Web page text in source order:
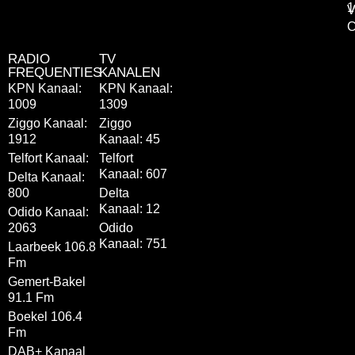
RADIO
FREQUENTIES
KPN Kanaal:
1009
Ziggo Kanaal:
1912
Telfort Kanaal:
Delta Kanaal:
800
Odido Kanaal:
2063
Laarbeek 106.8
Fm
Gemert-Bakel
91.1 Fm
Boekel 106.4
Fm
DAB+ Kanaal
TV
KANALEN
KPN Kanaal:
1309
Ziggo
Kanaal: 45
Telfort
Kanaal: 607
Delta
Kanaal: 12
Odido
Kanaal: 751